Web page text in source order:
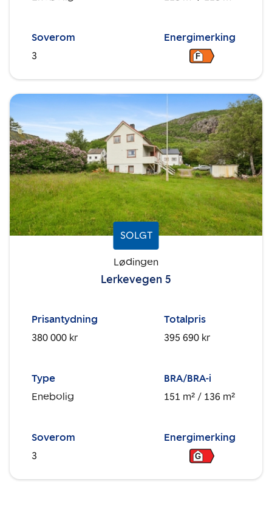
Soverom
3
Energimerking
F
SOLGT
Lødingen
Lerkevegen 5
Prisantydning
380 000 kr
Totalpris
395 690 kr
Type
Enebolig
BRA/BRA-i
151 m² / 136 m²
Soverom
3
Energimerking
G